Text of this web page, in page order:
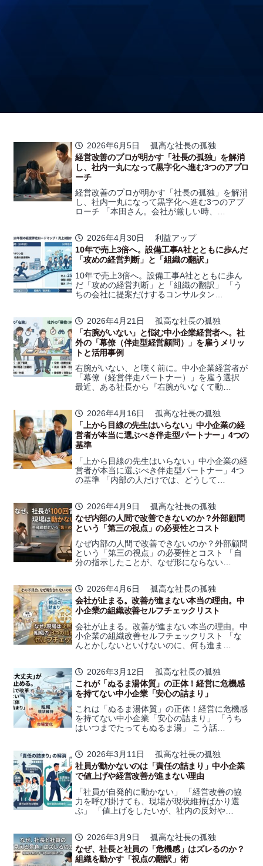
2026年6月5日 孤高な社長の孤独
経営改善のプロが明かす「社長の孤独」を解消
し、社内一丸になって黒字化へ進む3つのアプロ
ーチ
経営改善のプロが明かす「社長の孤独」を解消
し、社内一丸になって黒字化へ進む3つのアプ
ローチ 「本田さん。会社が厳しい時、…
2026年4月30日 利益アップ
10年で売上3倍へ。設備工事A社とともに歩んだ
「攻めの経営判断」と「組織の翻訳」
10年で売上3倍へ。設備工事A社とともに歩ん
だ「攻めの経営判断」と「組織の翻訳」 「う
ちの会社に提案だけするコンサルタン…
2026年4月21日 孤高な社長の孤独
「右腕がいない」と悩む中小企業経営者へ。社
外の「幕僚（伴走型経営顧問）」を雇うメリッ
トと活用事例
右腕がいない、と嘆く前に。中小企業経営者が
「幕僚（経営伴走パートナー）」を雇う選択
最近、ある社長から『右腕がいなくて動…
2026年4月16日 孤高な社長の孤独
「上から目線の先生はいらない」中小企業の経
営者が本当に選ぶべき伴走型パートナー」4つの
基準
「上から目線の先生はいらない」中小企業の経
営者が本当に選ぶべき伴走型パートナー」4つ
の基準 「内部の人だけでは、どうして…
2026年4月9日 孤高な社長の孤独
なぜ内部の人間で改善できないのか？外部顧問
という「第三の視点」の必要性とコスト
なぜ内部の人間で改善できないのか？外部顧問
という「第三の視点」の必要性とコスト 「自
分の指示したことが、なぜ形にならない…
2026年4月6日 孤高な社長の孤独
会社が止まる。改善が進まない本当の理由。中
小企業の組織改善セルフチェックリスト
会社が止まる。改善が進まない本当の理由。中
小企業の組織改善セルフチェックリスト 「な
んとかしないといけないのに、何も進ま…
2026年3月12日 孤高な社長の孤独
これが「ぬるま湯体質」の正体！経営に危機感
を持てない中小企業「安心の詰まり」
これは「ぬるま湯体質」の正体！経営に危機感
を持てない中小企業「安心の詰まり」 「うち
はいつまでたってもぬるま湯」 こう話…
2026年3月11日 孤高な社長の孤独
社員が動かないのは「責任の詰まり」中小企業
で値上げや経営改善が進まない理由
「社員が自発的に動かない」 「経営改善の協
力を呼び掛けても、現場が現状維持ばかり選
ぶ」 「値上げをしたいが、社内の反対や…
2026年3月9日 孤高な社長の孤独
なぜ、社長と社員の「危機感」はズレるのか？
組織を動かす「視点の翻訳」術